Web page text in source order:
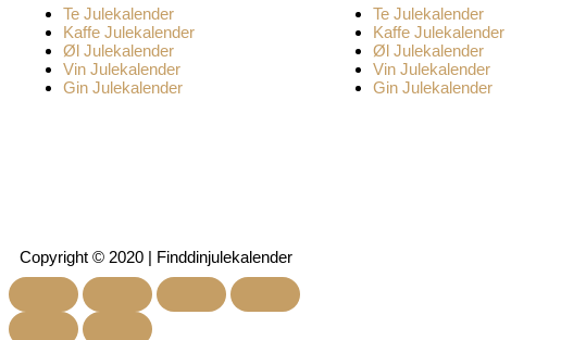
Te Julekalender
Kaffe Julekalender
Øl Julekalender
Vin Julekalender
Gin Julekalender
Te Julekalender
Kaffe Julekalender
Øl Julekalender
Vin Julekalender
Gin Julekalender
Copyright © 2020 | Finddinjulekalender